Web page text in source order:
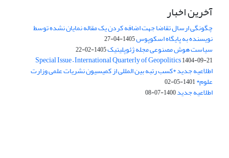
آخرین اخبار
چگونگی ارسال تقاضا جهت اضافه کردن یک مقاله نمایان نشده توسط
نویسنده به پایگاه اسکوپوس1405-04-27
سیاست هوش مصنوعی مجله ژئوپلیتیک1405-02-22
Special Issue – International Quarterly of Geopolitics1404-09-21
اطلاعیه جدید *کسب رتبه بین المللی از کمیسیون نشریات علمی وزارت
علوم*1401-05-02
اطلاعیه جدید1400-07-08